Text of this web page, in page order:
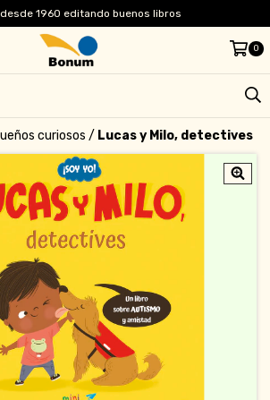
1960 editando buenos libros
0
curiosos / Lucas y Milo, detectives